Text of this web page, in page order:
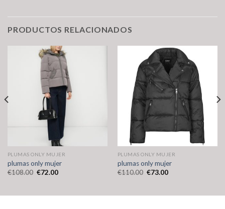
PRODUCTOS RELACIONADOS
PLUMAS ONLY MUJER
plumas only mujer
€108.00 €72.00
PLUMAS ONLY MUJER
plumas only mujer
€110.00 €73.00